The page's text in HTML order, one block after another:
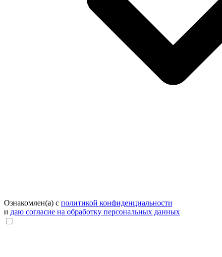
Ознакомлен(а) с политикой конфиденциальности
и даю согласие на обработку персональных данных